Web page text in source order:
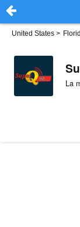
United States >
La